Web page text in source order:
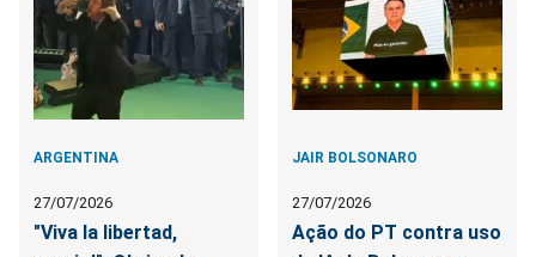
ARGENTINA
27/07/2026
"Viva la libertad,
JAIR BOLSONARO
27/07/2026
Ação do PT contra uso